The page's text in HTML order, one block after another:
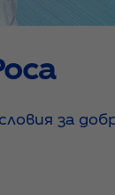
за